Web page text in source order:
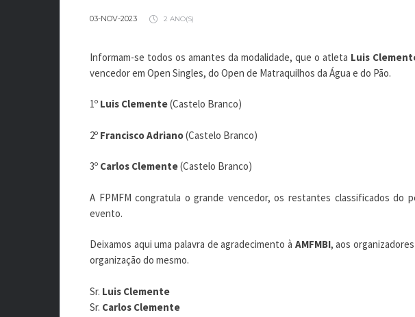
03-NOV-2023 2 ANO(S)
Informam-se todos os amantes da modalidade, que o atleta Luis
vencedor em Open Singles, do Open de Matraquilhos da Água e do Pão.
1º Luis Clemente(Castelo Branco)
2º Francisco Adriano(Castelo Branco)
3º Carlos Clemente(Castelo Branco)
A FPMFM congratula o grande vencedor, os restantes classificados do
evento.
Deixamos aqui uma palavra de agradecimento à AMFMBI, aos
organização do mesmo.
Sr. Luis Clemente
Sr. Carlos Clemente